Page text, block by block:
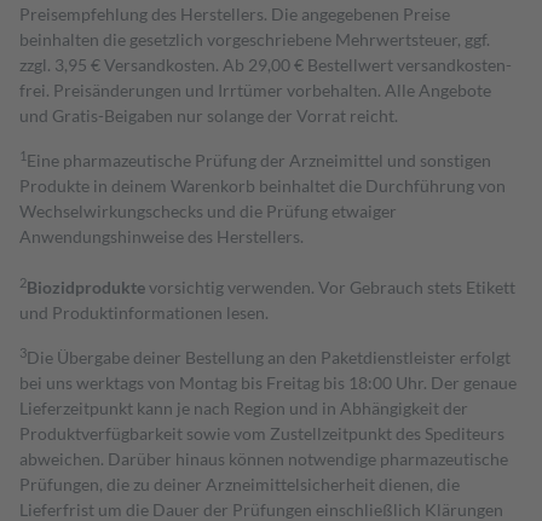
Preisempfehlung des Herstellers. Die angegebenen Preise
beinhalten die gesetzlich vorgeschriebene Mehrwertsteuer, ggf.
zzgl. 3,95 € Versandkosten. Ab 29,00 € Bestell­wert versand­kosten­
frei. Preisänderungen und Irrtümer vorbehalten. Alle Angebote
und Gratis-Beigaben nur solange der Vorrat reicht.
1 Eine pharmazeutische Prüfung der Arzneimittel und sonstigen
Produkte in deinem Warenkorb beinhaltet die Durchführung von
Wechselwirkungschecks und die Prüfung etwaiger
Anwendungshinweise des Herstellers.
2Biozidproduktevorsichtig verwenden. Vor Gebrauch stets Etikett
und Produktinformationen lesen.
3Die Übergabe deiner Bestellung an den Paketdienstleister erfolgt
bei uns werktags von Montag bis Freitag bis 18:00 Uhr. Der genaue
Lieferzeitpunkt kann je nach Region und in Abhängigkeit der
Produktverfügbarkeit sowie vom Zustellzeitpunkt des Spediteurs
abweichen. Darüber hinaus können notwendige pharmazeutische
Prüfungen, die zu deiner Arzneimittelsicherheit dienen, die
Lieferfrist um die Dauer der Prüfungen einschließlich Klärungen